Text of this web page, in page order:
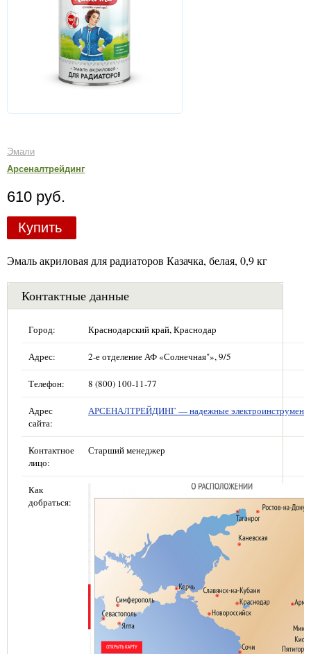
Эмали
Арсеналтрейдинг
610 руб.
Купить
Эмаль акриловая для радиаторов Казачка, белая, 0,9 кг
Контактные данные
Город: Краснодарский край, Краснодар
Адрес: 2-е отделение АФ «Солнечная"», 9/5
Телефон: 8 (800) 100-11-77
Адрес
сайта:
АРСЕНАЛТРЕЙДИНГ — надежные
Контактное
лицо:
Старший менеджер
Как
добраться: